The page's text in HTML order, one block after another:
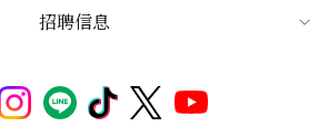
招聘信息